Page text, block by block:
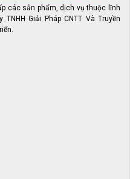
các sản phẩm, dịch vụ thuộc lĩnh
Giải Pháp CNTT Và Truyền